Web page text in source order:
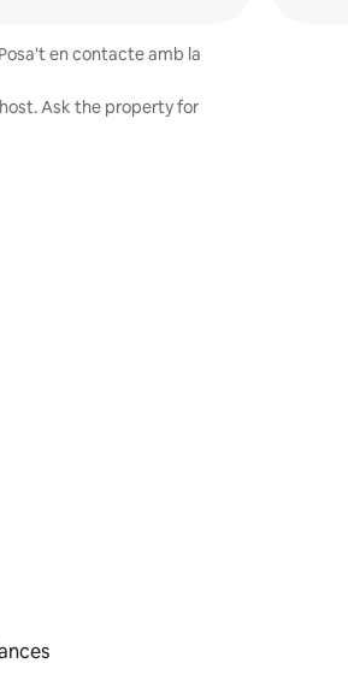
en contacte amb la
Ask the property for